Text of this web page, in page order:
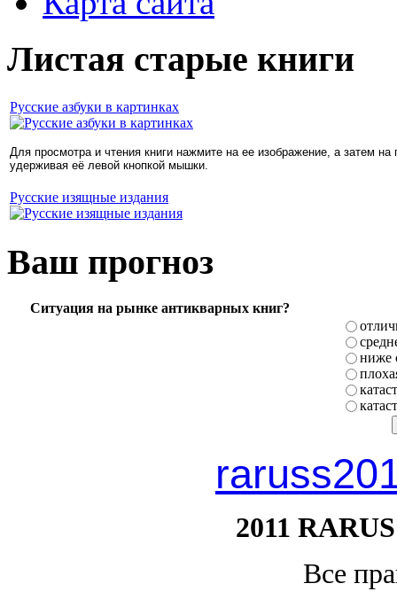
Листая старые книги
Русские азбуки в картинках
Для просмотра и чтения книги нажмите на ее изображение, а затем
удерживая её левой кнопкой мышки.
Русские изящные издания
Ваш прогноз
Ситуация на рынке антикварных книг?
ниже
2011
Все